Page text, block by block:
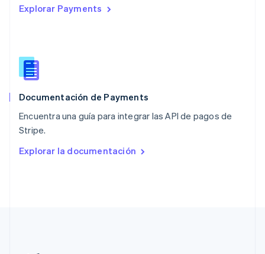
Explorar Payments
Documentación de Payments
Encuentra una guía para integrar las API de pagos de
Stripe.
Explorar la documentación
NederlandsEnglish
Português
RAE de Hong Kong, China
Reino Unido
República Checa
English
English